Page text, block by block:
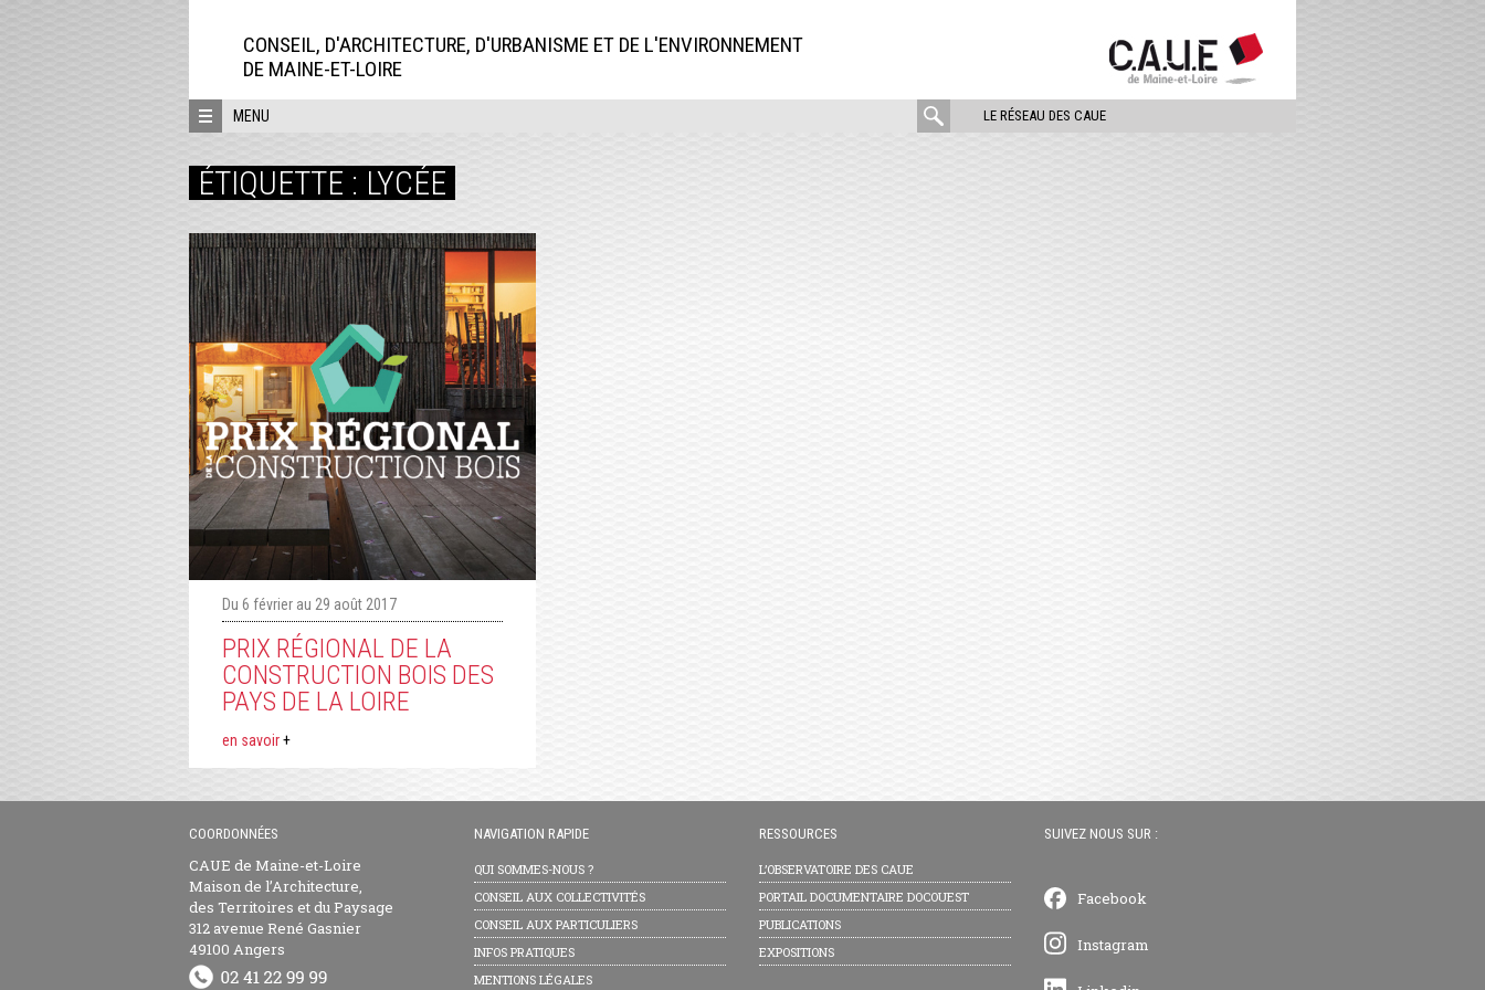
CONSEIL, D'ARCHITECTURE, D'URBANISME ET DE L'ENVIRONNEMENT
DE MAINE-ET-LOIRE
MENU LE RÉSEAU DES CAUE
rechercher
:
ÉTIQUETTE : LYCÉE
Du 6 février au 29 août 2017
PRIX RÉGIONAL DE LA
CONSTRUCTION BOIS DES
PAYS DE LA LOIRE
en savoir+
COORDONNÉES
CAUE de Maine-et-Loire
Maison de l’Architecture,
des Territoires et du Paysage
312 avenue René Gasnier
49100 Angers
NAVIGATION RAPIDE
QUI SOMMES-NOUS ?
CONSEIL AUX COLLECTIVITÉS
CONSEIL AUX PARTICULIERS
INFOS PRATIQUES
MENTIONS LÉGALES
RESSOURCES
L’OBSERVATOIRE DES CAUE
PORTAIL DOCUMENTAIRE DOCOUEST
PUBLICATIONS
EXPOSITIONS
SUIVEZ NOUS SUR :
Facebook
Instagram